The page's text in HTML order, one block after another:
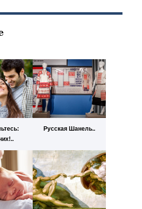
Русская Шанель..